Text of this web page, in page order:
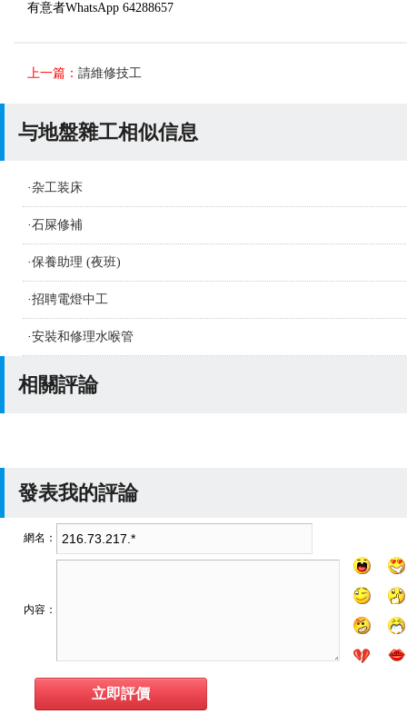
有意者WhatsApp 64288657
上一篇： 請維修技工
与地盤雜工相似信息
·杂工装床
·石屎修補
·保養助理 (夜班)
·招聘電燈中工
·安裝和修理水喉管
相關評論
發表我的評論
網名：
内容：